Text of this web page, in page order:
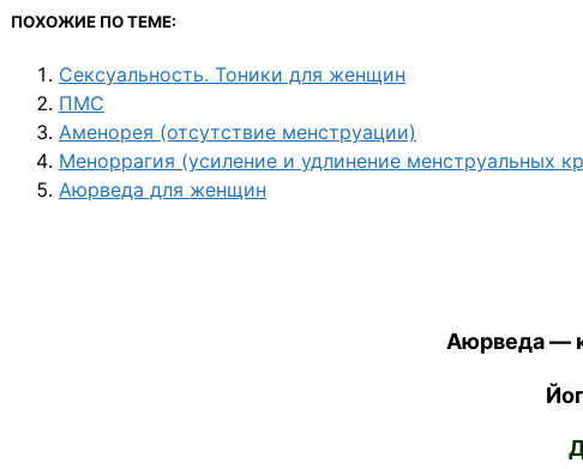
ПОХОЖИЕ ПО ТЕМЕ:
Сексуальность. Тоники для женщин
ПМС
Аменорея (отсутствие менструации)
Меноррагия (усиление и удлинение менструальных
Аюрведа для женщин
Аюрведа —